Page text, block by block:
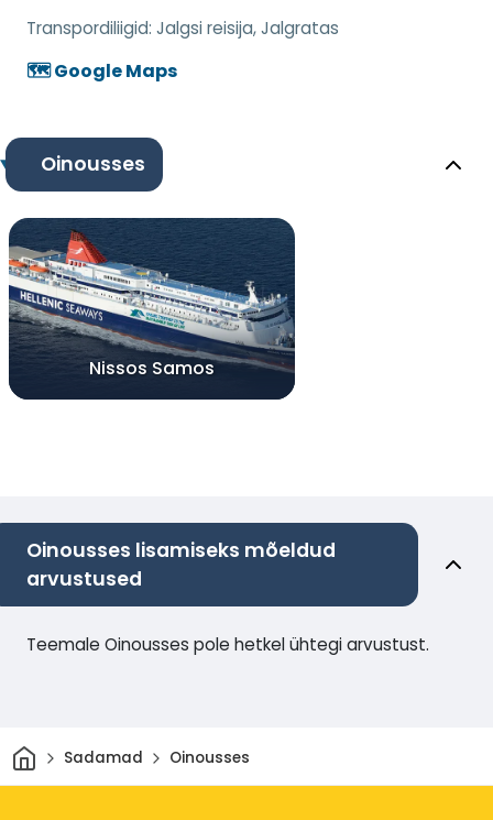
Transpordiliigid: Jalgsi reisija, Jalgratas
🗺️ Google Maps
Oinousses
Nissos Samos
Oinousses lisamiseks mõeldud
arvustused
Teemale Oinousses pole hetkel ühtegi arvustust.
Avaleht
Sadamad Oinousses